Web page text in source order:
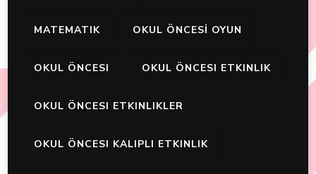
MATEMATIK OKUL ÖNCESİ OYUN
OKUL ÖNCESI OKUL ÖNCESI ETKINLIK
OKUL ÖNCESI ETKINLIKLER
OKUL ÖNCESI KALIPLI ETKINLIK